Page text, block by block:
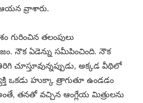
వ్రాశారు.
తలంపులు
నౌక ఏడెన్ను సమీపించింది. నౌక
చూస్తూవున్నప్పుడు, అక్కడ వీథిలో
ఒకడు హుక్కా త్రాగుతూ ఉండడం
తనతో వచ్చిన ఆంగ్లేయ మిత్రులను